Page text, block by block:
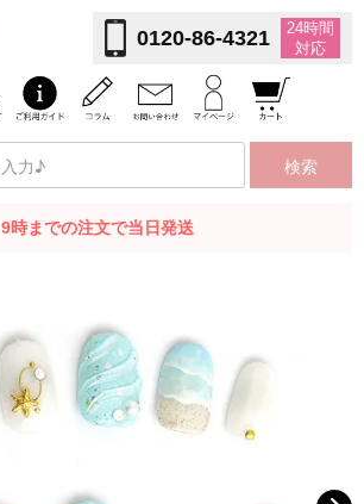
0120-86-4321
24時間
対応
検索
9時までの注文で当日発送